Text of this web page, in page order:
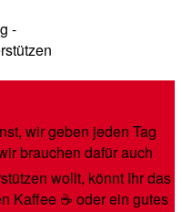
-
wir geben jeden Tag
brauchen dafür auch
wollt, könnt Ihr das
Kaffee ☕️ oder ein gutes